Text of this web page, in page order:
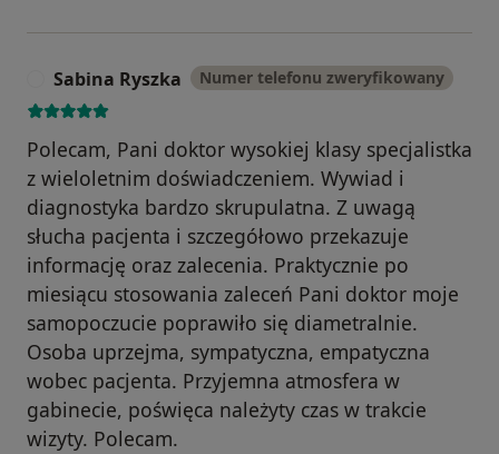
Sabina Ryszka Numer telefonu zweryfikowany
Polecam, Pani doktor wysokiej klasy specjalistka
z wieloletnim doświadczeniem. Wywiad i
diagnostyka bardzo skrupulatna. Z uwagą
słucha pacjenta i szczegółowo przekazuje
informację oraz zalecenia. Praktycznie po
miesiącu stosowania zaleceń Pani doktor moje
samopoczucie poprawiło się diametralnie.
Osoba uprzejma, sympatyczna, empatyczna
wobec pacjenta. Przyjemna atmosfera w
gabinecie, poświęca należyty czas w trakcie
wizyty. Polecam.